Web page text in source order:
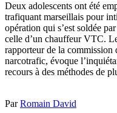
Deux adolescents ont été
trafiquant marseillais pour
opération qui s’est soldée
celle d’un chauffeur VTC.
rapporteur de la commission
narcotrafic, évoque
recours à des méthodes de
ParRomain David